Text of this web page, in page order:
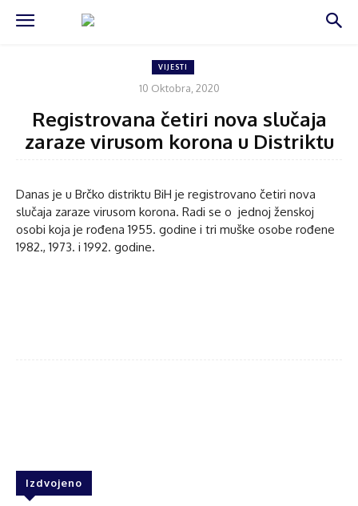
VIJESTI
10 Oktobra, 2020
Registrovana četiri nova slučaja
zaraze virusom korona u Distriktu
Danas je u Brčko distriktu BiH je registrovano četiri nova
slučaja zaraze virusom korona. Radi se o jednoj ženskoj
osobi koja je rođena 1955. godine i tri muške osobe rođene
1982., 1973. i 1992. godine.
Izdvojeno